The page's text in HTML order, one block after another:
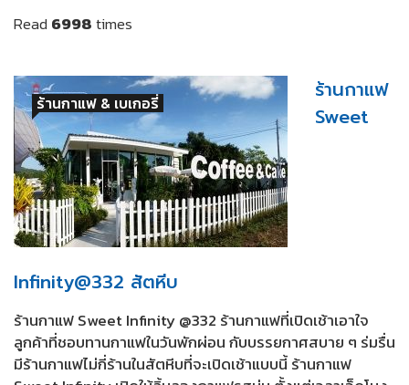
Read 6998times
ร้านกาแฟ & เบเกอรี่
ร้านกาแฟ
Sweet
Infinity@332 สัตหีบ
ร้านกาแฟ Sweet Infinity @332 ร้านกาแฟที่เปิดเช้าเอาใจ
ลูกค้าที่ชอบทานกาแฟในวันพักผ่อน กับบรรยกาศสบาย ๆ ร่มรื่น
มีร้านกาแฟไม่กี่ร้านในสัตหีบที่จะเปิดเช้าแบบนี้ ร้านกาแฟ